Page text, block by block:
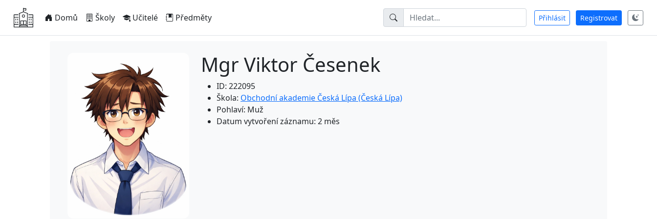
Domů Školy Učitelé Předměty Přihlásit Registrovat
Mgr Viktor Česenek
ID: 222095
Škola: Obchodní akademie Česká Lípa (Česká Lípa)
Pohlaví: Muž
Datum vytvoření záznamu: 2 měs